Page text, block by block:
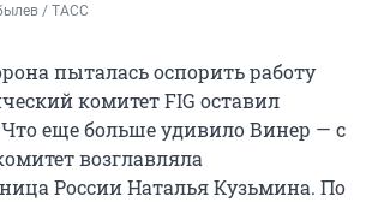
/ ТАСС
пыталась оспорить работу
комитет FIG оставил
еще больше удивило Винер — с
возглавляла
России Наталья Кузьмина. По